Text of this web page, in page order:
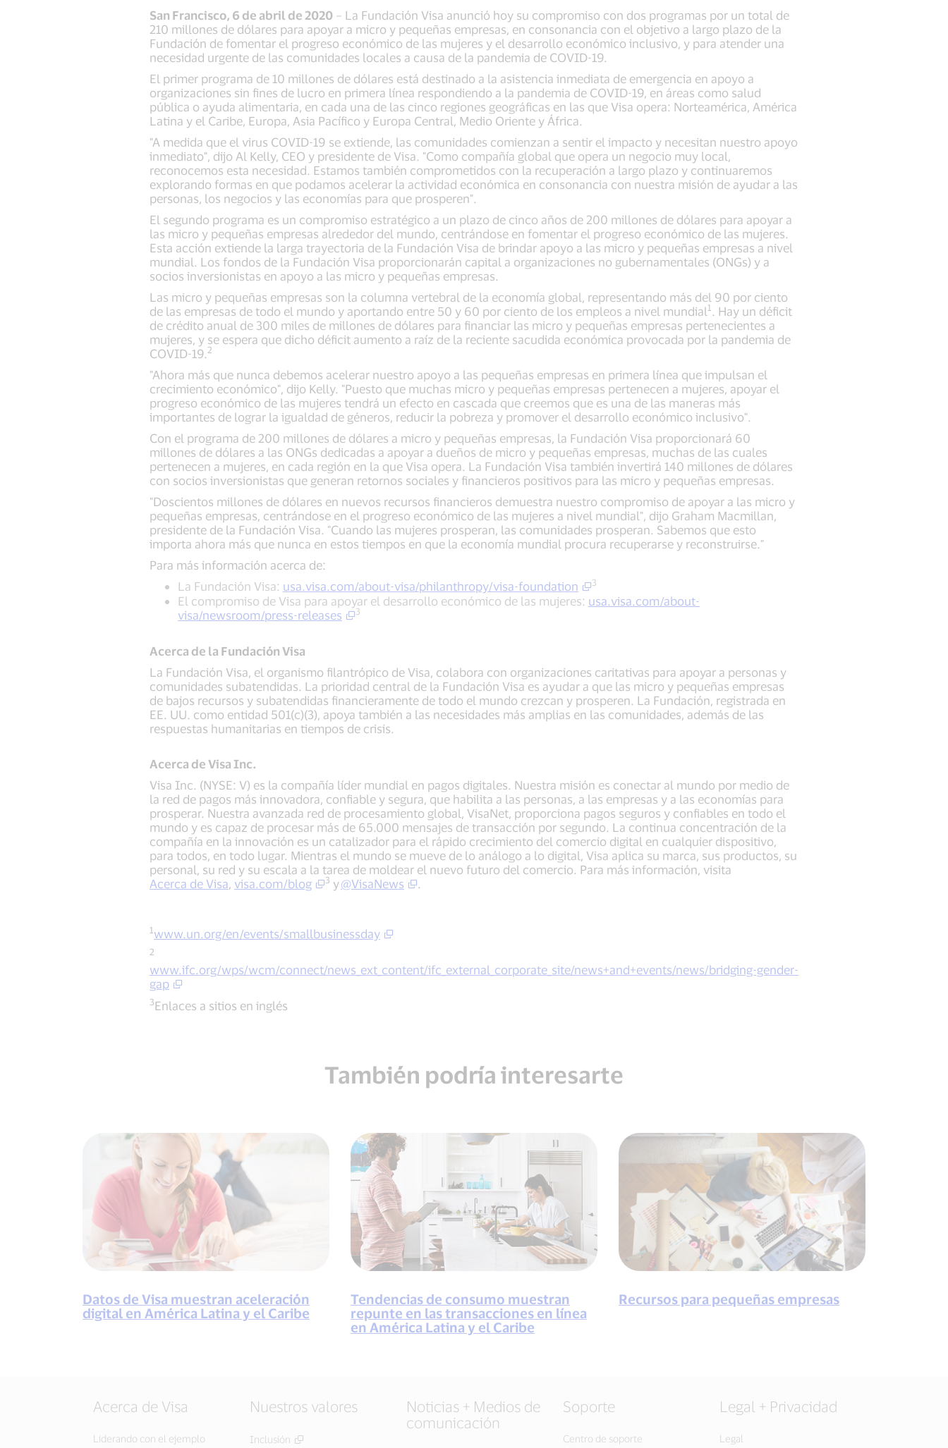
San Francisco, 6 de abril de 2020 – La Fundación Visa anunció hoy su compromiso con dos programas por un total de
210 millones de dólares para apoyar a micro y pequeñas empresas, en consonancia con el objetivo a largo plazo de la
Fundación de fomentar el progreso económico de las mujeres y el desarrollo económico inclusivo, y para atender una
necesidad urgente de las comunidades locales a causa de la pandemia de COVID-19.
El primer programa de 10 millones de dólares está destinado a la asistencia inmediata de emergencia en apoyo a
organizaciones sin fines de lucro en primera línea respondiendo a la pandemia de COVID-19, en áreas como salud
pública o ayuda alimentaria, en cada una de las cinco regiones geográficas en las que Visa opera: Norteamérica, América
Latina y el Caribe, Europa, Asia Pacífico y Europa Central, Medio Oriente y África.
"A medida que el virus COVID-19 se extiende, las comunidades comienzan a sentir el impacto y necesitan nuestro apoyo
inmediato", dijo Al Kelly, CEO y presidente de Visa. "Como compañía global que opera un negocio muy local,
reconocemos esta necesidad. Estamos también comprometidos con la recuperación a largo plazo y continuaremos
explorando formas en que podamos acelerar la actividad económica en consonancia con nuestra misión de ayudar a las
personas, los negocios y las economías para que prosperen".
El segundo programa es un compromiso estratégico a un plazo de cinco años de 200 millones de dólares para apoyar a
las micro y pequeñas empresas alrededor del mundo, centrándose en fomentar el progreso económico de las mujeres.
Esta acción extiende la larga trayectoria de la Fundación Visa de brindar apoyo a las micro y pequeñas empresas a nivel
mundial. Los fondos de la Fundación Visa proporcionarán capital a organizaciones no gubernamentales (ONGs) y a
socios inversionistas en apoyo a las micro y pequeñas empresas.
Las micro y pequeñas empresas son la columna vertebral de la economía global, representando más del 90 por ciento
de las empresas de todo el mundo y aportando entre 50 y 60 por ciento de los empleos a nivel mundial 1
. Hay un déficit
de crédito anual de 300 miles de millones de dólares para financiar las micro y pequeñas empresas pertenecientes a
mujeres, y se espera que dicho déficit aumento a raíz de la reciente sacudida económica provocada por la pandemia de
COVID-19. 2
"Ahora más que nunca debemos acelerar nuestro apoyo a las pequeñas empresas en primera línea que impulsan el
crecimiento económico", dijo Kelly. "Puesto que muchas micro y pequeñas empresas pertenecen a mujeres, apoyar el
progreso económico de las mujeres tendrá un efecto en cascada que creemos que es una de las maneras más
importantes de lograr la igualdad de géneros, reducir la pobreza y promover el desarrollo económico inclusivo".
Con el programa de 200 millones de dólares a micro y pequeñas empresas, la Fundación Visa proporcionará 60
millones de dólares a las ONGs dedicadas a apoyar a dueños de micro y pequeñas empresas, muchas de las cuales
pertenecen a mujeres, en cada región en la que Visa opera. La Fundación Visa también invertirá 140 millones de dólares
con socios inversionistas que generan retornos sociales y financieros positivos para las micro y pequeñas empresas.
"Doscientos millones de dólares en nuevos recursos financieros demuestra nuestro compromiso de apoyar a las micro y
pequeñas empresas, centrándose en el progreso económico de las mujeres a nivel mundial", dijo Graham Macmillan,
presidente de la Fundación Visa. "Cuando las mujeres prosperan, las comunidades prosperan. Sabemos que esto
importa ahora más que nunca en estos tiempos en que la economía mundial procura recuperarse y reconstruirse."
Para más información acerca de:
La Fundación Visa: usa.visa.com/about-visa/philanthropy/visa-foundation 3
El compromiso de Visa para apoyar el desarrollo económico de las mujeres: usa.visa.com/about-
visa/newsroom/press-releases
3
Acerca de la Fundación Visa
La Fundación Visa, el organismo filantrópico de Visa, colabora con organizaciones caritativas para apoyar a personas y
comunidades subatendidas. La prioridad central de la Fundación Visa es ayudar a que las micro y pequeñas empresas
de bajos recursos y subatendidas financieramente de todo el mundo crezcan y prosperen. La Fundación, registrada en
EE. UU. como entidad 501(c)(3), apoya también a las necesidades más amplias en las comunidades, además de las
respuestas humanitarias en tiempos de crisis.
Acerca de Visa Inc.
Visa Inc. (NYSE: V) es la compañía líder mundial en pagos digitales. Nuestra misión es conectar al mundo por medio de
la red de pagos más innovadora, confiable y segura, que habilita a las personas, a las empresas y a las economías para
prosperar. Nuestra avanzada red de procesamiento global, VisaNet, proporciona pagos seguros y confiables en todo el
mundo y es capaz de procesar más de 65.000 mensajes de transacción por segundo. La continua concentración de la
compañía en la innovación es un catalizador para el rápido crecimiento del comercio digital en cualquier dispositivo,
para todos, en todo lugar. Mientras el mundo se mueve de lo análogo a lo digital, Visa aplica su marca, sus productos, su
personal, su red y su escala a la tarea de moldear el nuevo futuro del comercio. Para más información, visita
Acerca de Visa visa.com/blog 3 y@VisaNews
1 www.un.org/en/events/smallbusinessday
2
www.ifc.org/wps/wcm/connect/news_ext_content/ifc_external_corporate_site/news+and+events/news/bridging-gender-
gap
3Enlaces a sitios en inglés
También podría interesarte
Datos de Visa muestran aceleración
digital en América Latina y el Caribe
Tendencias de consumo muestran
repunte en las transacciones en línea
en América Latina y el Caribe
Recursos para pequeñas empresas
Acerca de Visa
Liderando con el ejemplo
Nuestros valores
Inclusión
Noticias + Medios de
comunicación
Soporte
Centro de soporte
Legal + Privacidad
Legal